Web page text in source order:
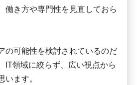
働き方や専門性を見直しておら
の可能性を検討されているのだ
IT領域に絞らず、広い視点から
います。